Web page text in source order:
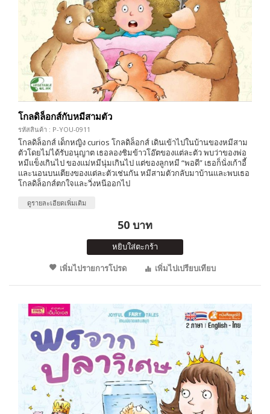
โกลดิล็อกส์กับหมีสามตัว
รหัสสินค้า : P-YOU-0911
โกลดิล็อกส์ เด็กหญิง curios โกลดิล็อกส์ เดินเข้าไปในบ้านของหมีสาม
ตัวโดยไม่ได้รับอนุญาต เธอลองชิมข้าวโอ๊ตของแต่ละตัว พบว่าของพ่อ
หมีแข็งเกินไป ของแม่หมีนุ่มเกินไป แต่ของลูกหมี “พอดี” เธอก็นั่งเก้าอี้
และนอนบนเตียงของแต่ละตัวเช่นกัน หมีสามตัวกลับมาบ้านและพบเธอ
โกลดิล็อกส์ตกใจและวิ่งหนีออกไป
ดูรายละเอียดเพิ่มเติม
50 บาท
หยิบใส่ตะกร้า
เพิ่มไปรายการโปรด
เพิ่มไปเปรียบเทียบ